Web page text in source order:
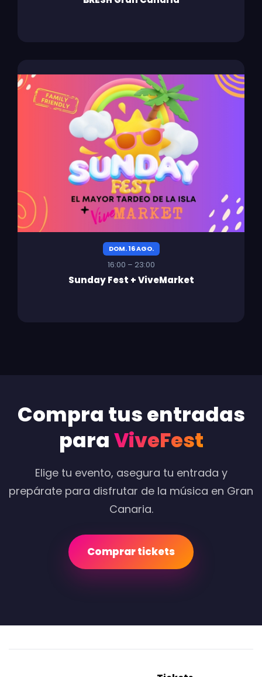
DOM. 16 AGO.
16:00 – 23:00
Sunday Fest + ViveMarket
Compra tus entradas
paraViveFest
Elige tu evento, asegura tu entrada y
prepárate para disfrutar de la música en Gran
Canaria.
Comprar tickets